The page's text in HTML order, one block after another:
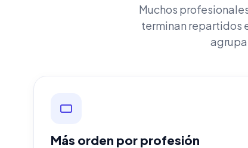
Muchos
terminan repartidos
Más orden por profesión